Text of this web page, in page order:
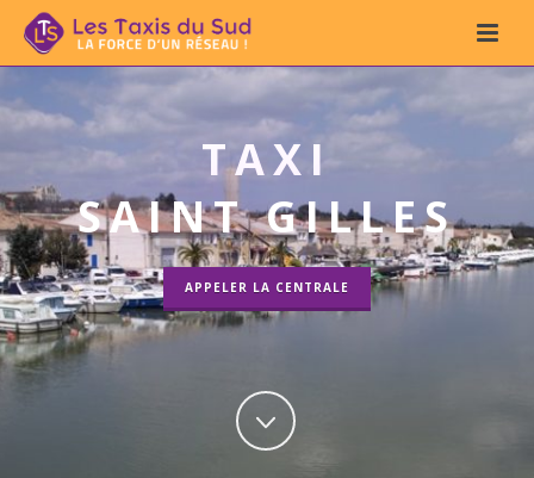
TAXI
SAINT GILLES
APPELER LA CENTRALE